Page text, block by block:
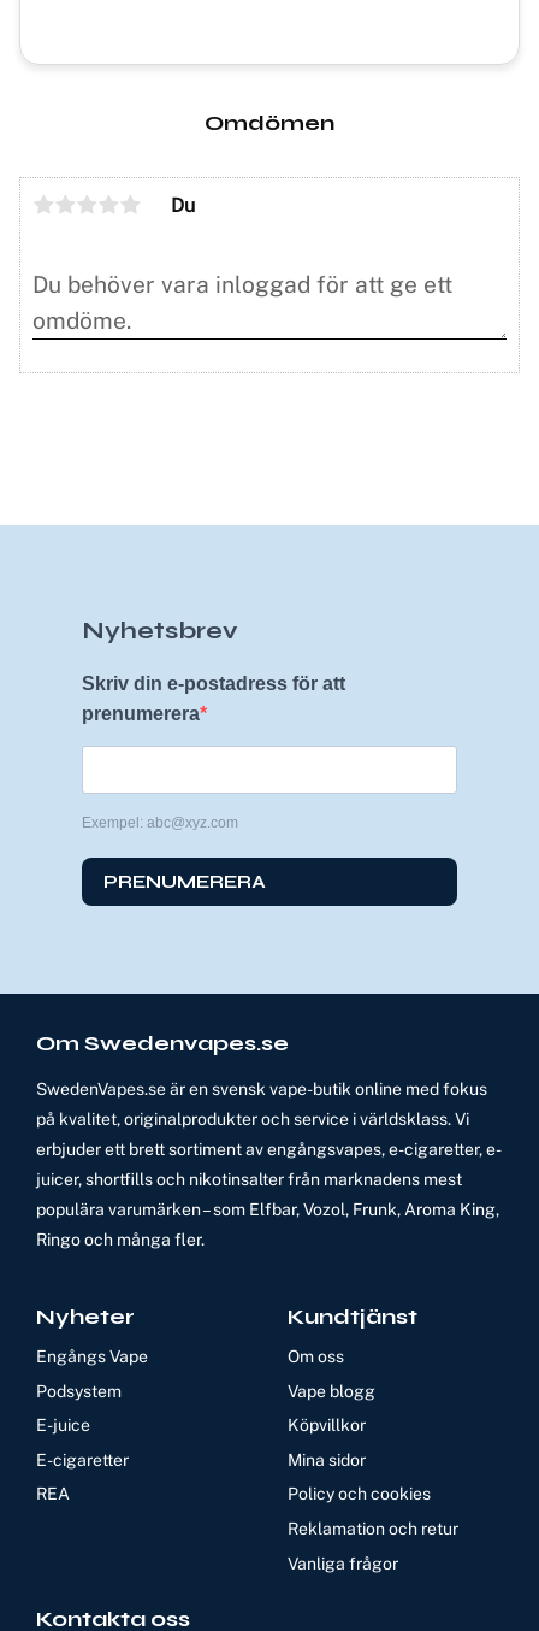
Omdömen
Du
Nyhetsbrev
Skriv din e-postadress för att
prenumerera
Exempel: abc@xyz.com
PRENUMERERA
Om Swedenvapes.se
SwedenVapes.se är en svensk vape-butik online med fokus
på kvalitet, originalprodukter och service i världsklass. Vi
erbjuder ett brett sortiment av engångsvapes, e-cigaretter, e-
juicer, shortfills och nikotinsalter från marknadens mest
populära varumärken – som Elfbar, Vozol, Frunk, Aroma King,
Ringo och många fler.
Nyheter
Engångs Vape
Podsystem
E-juice
E-cigaretter
REA
Kundtjänst
Om oss
Vape blogg
Köpvillkor
Mina sidor
Policy och cookies
Reklamation och retur
Vanliga frågor
Kontakta oss